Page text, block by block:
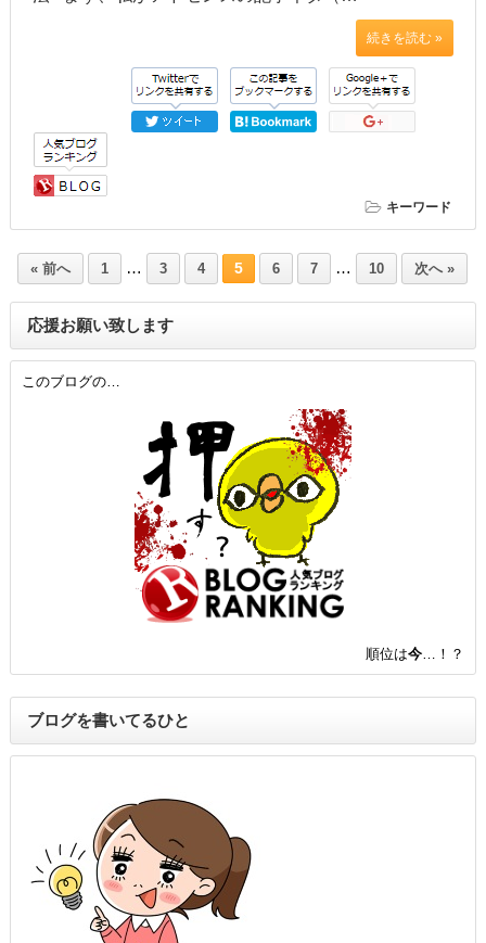
続きを読む »
キーワード
« 前へ 1 … 3 4 5 6 7 … 10 次へ »
応援お願い致します
このブログの…
順位は今…！？
ブログを書いてるひと